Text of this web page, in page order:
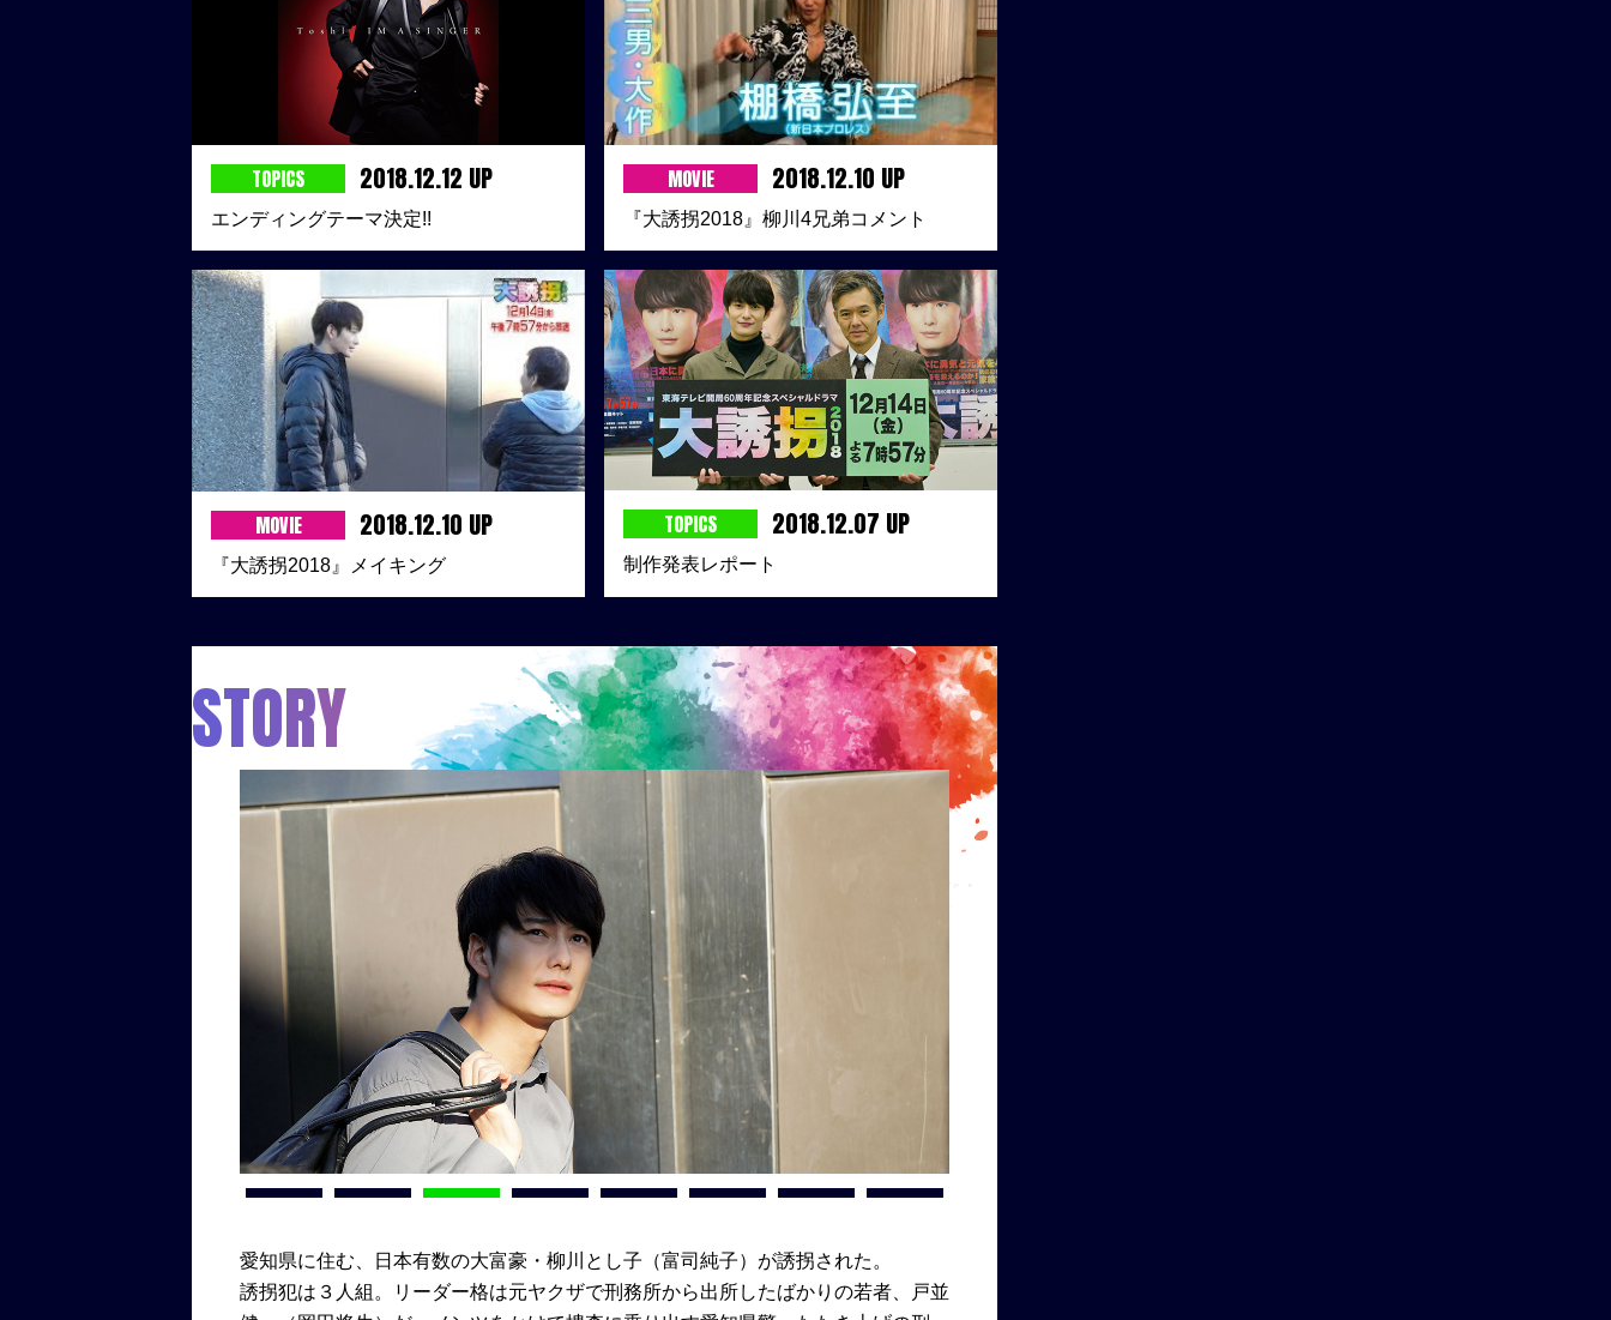
TOPICS 2018.12.12 UP
エンディングテーマ決定!!
MOVIE 2018.12.10 UP
『大誘拐2018』柳川4兄弟コメント
MOVIE 2018.12.10 UP
『大誘拐2018』メイキング
TOPICS 2018.12.07 UP
制作発表レポート
STORY
愛知県に住む、日本有数の大富豪・柳川とし子（富司純子）が誘拐された。
誘拐犯は３人組。リーダー格は元ヤクザで刑務所から出所したばかりの若者、戸並